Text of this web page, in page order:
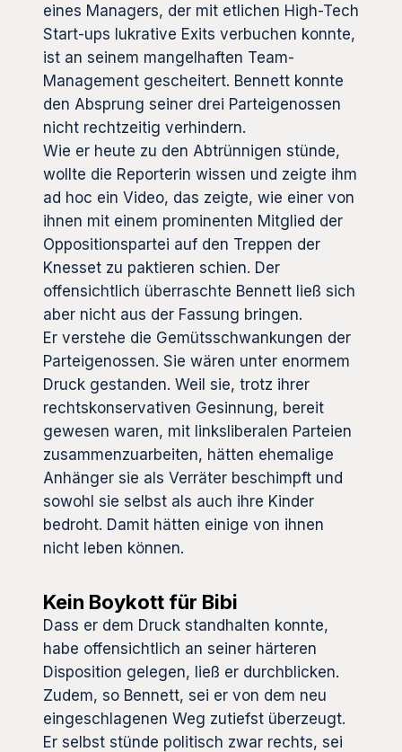
eines Managers, der mit etlichen High-Tech
Start-ups lukrative Exits verbuchen konnte,
ist an seinem mangelhaften Team-
Management gescheitert. Bennett konnte
den Absprung seiner drei Parteigenossen
nicht rechtzeitig verhindern.
Wie er heute zu den Abtrünnigen stünde,
wollte die Reporterin wissen und zeigte ihm
ad hoc ein Video, das zeigte, wie einer von
ihnen mit einem prominenten Mitglied der
Oppositionspartei auf den Treppen der
Knesset zu paktieren schien. Der
offensichtlich überraschte Bennett ließ sich
aber nicht aus der Fassung bringen.
Er verstehe die Gemütsschwankungen der
Parteigenossen. Sie wären unter enormem
Druck gestanden. Weil sie, trotz ihrer
rechtskonservativen Gesinnung, bereit
gewesen waren, mit linksliberalen Parteien
zusammenzuarbeiten, hätten ehemalige
Anhänger sie als Verräter beschimpft und
sowohl sie selbst als auch ihre Kinder
bedroht. Damit hätten einige von ihnen
nicht leben können.
Kein Boykott für Bibi
Dass er dem Druck standhalten konnte,
habe offensichtlich an seiner härteren
Disposition gelegen, ließ er durchblicken.
Zudem, so Bennett, sei er von dem neu
eingeschlagenen Weg zutiefst überzeugt.
Er selbst stünde politisch zwar rechts, sei